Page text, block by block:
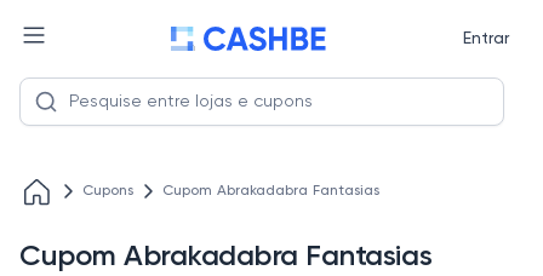
Entrar
Cupons Cupom Abrakadabra Fantasias
Cupom Abrakadabra Fantasias